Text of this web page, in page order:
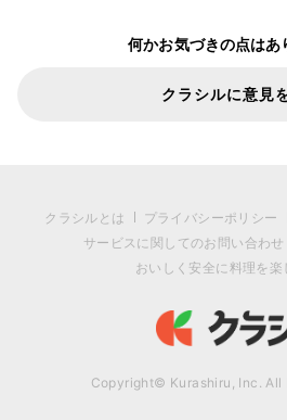
何かお気づきの点はあ
クラシルに意見
クラシルとは プライバシーポリシー
サービスに関してのお問い合わせ
おいしく安全に料理を楽
Copyright© Kurashiru, Inc. All